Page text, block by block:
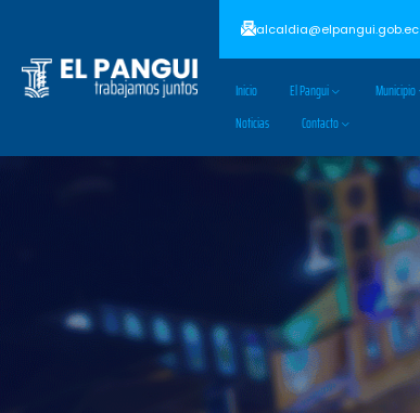
alcaldia@elpangui.gob.ec
Inicio El Pangui Municipio
Noticias
Contacto